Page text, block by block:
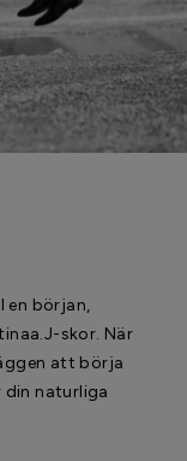
en början,
skor. När
att börja
naturliga